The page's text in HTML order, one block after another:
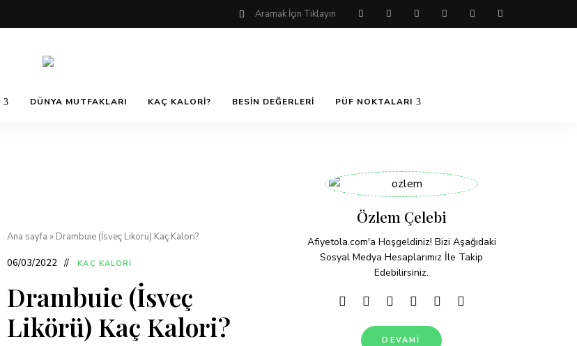
AfiyetOla
Yemek
Tarifleri
ve
Lezzetli,
ve
kurabiyeler
DÜNYA MUTFAKLARI KAÇ KALORI? BESIN DEĞERLERI PÜF NOKTALARI
Ana sayfa » Drambuie (İsveç Likörü) Kaç Kalori?
06/03/2022 KAÇ KALORI
Drambuie (İsveç
Likörü) Kaç Kalori?
Özlem Çelebi
Afiyetola.com'a Hoşgeldiniz! Bizi Aşağıdaki
Sosyal Medya Hesaplarımız İle Takip
Edebilirsiniz.
DEVAMI